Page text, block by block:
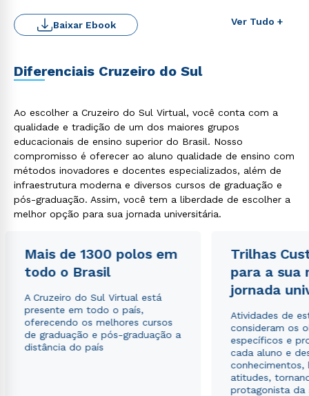
Ver Tudo +
Baixar Ebook
Diferenciais Cruzeiro do Sul
Ao escolher a Cruzeiro do Sul Virtual, você conta com a
qualidade e tradição de um dos maiores grupos
educacionais de ensino superior do Brasil. Nosso
compromisso é oferecer ao aluno qualidade de ensino com
métodos inovadores e docentes especializados, além de
infraestrutura moderna e diversos cursos de graduação e
pós-graduação. Assim, você tem a liberdade de escolher a
melhor opção para sua jornada universitária.
Mais de 1300 polos em
todo o Brasil
A Cruzeiro do Sul Virtual está
presente em todo o país,
oferecendo os melhores cursos
de graduação e pós-graduação a
distância do país
Trilhas
para a sua
jornada
Atividades de
consideram os
específicos e
cada aluno e
conhecimentos,
atitudes,
protagonista da
Rápido e fácil
WhatsApp
ou
Estou de acordo com a
autorizo que meus dados sejam utilizados para o